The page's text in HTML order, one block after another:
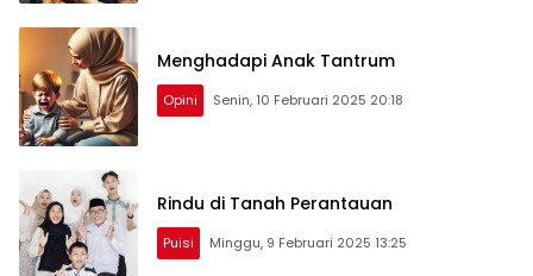
Menghadapi Anak Tantrum
Opini Senin, 10 Februari 2025 20:18
Rindu di Tanah Perantauan
Puisi Minggu, 9 Februari 2025 13:25